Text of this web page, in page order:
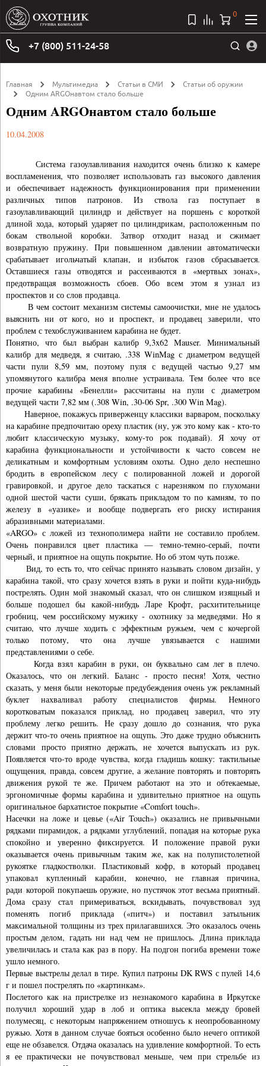
+7 (800) 511-24-58
0
Главная Мультимедиа Статьи в СМИ
Статьи об оружии
Одним ARGOнавтом стало больше
Одним ARGOнавтом стало больше
10.04.2008
Система газоулавливания находится очень близко к камере
воспламенения, что позволяет использовать газ высокого давления
и обеспечивает надежность функционирования при применении
различных типов патронов. Из ствола газ поступает в
газоулавливающий цилиндр и действует на поршень с короткой
длиной хода, который ударяет по цилиндрикам, расположенным по
бокам ствольной коробки. Затвор отходит назад и сжимает
возвратную пружину. При повышенном давлении автоматически
срабатывает игольчатый клапан, и избыток газов сбрасывается.
Оставшиеся газы отводятся и рассеиваются в «мертвых зонах»,
предотвращая возможность сбоев. Обо всем этом я узнал из
проспектов и со слов продавца.
В чем состоит механизм системы самоочистки, мне не удалось
выяснить ни от кого, но и проспект, и продавец заверили, что
проблем с техобслуживанием карабина не будет.
Понятно, что был выбран калибр 9,3x62 Mauser. Минимальный
калибр для медведя, я считаю, .338 WinMag с диаметром ведущей
части пули 8,59 мм, поэтому пуля с ведущей частью 9,27 мм
упомянутого калибра меня вполне устраивала. Тем более что все
прочие карабины «Бенелли» рассчитаны на пули с диаметром
ведущей части 7,82 мм (.308 Win, .30-06 Spr, .300 Win Mag).
Наверное, покажусь приверженцу классики варваром, поскольку
на карабине предпочитаю ореху пластик (ну, уж это кому как - кто-то
любит классическую музыку, кому-то рок подавай). Я хочу от
карабина функциональности и устойчивости к часто совсем не
деликатным и комфортным условиям охоты. Одно дело неспешно
бродить в европейском лесу с полированной ложей и дорогой
гравировкой, и другое дело таскаться с нарезняком по глухомани
одной шестой части суши, брякать прикладом то по камням, то по
железу в «уазике» и вообще подвергать его риску истирания
абразивными материалами.
«ARGO» с ложей из технополимера найти не составило проблем.
Очень понравился цвет пластика — темно-темно-серый, почти
черный, и приятное на ощупь покрытие. Но об этом чуть позже.
Вид, то есть то, что сейчас принято называть словом дизайн, у
карабина такой, что сразу хочется взять в руки и пойти куда-нибудь
пострелять. Один мой знакомый сказал, что он слишком изящный и
больше подошел бы какой-нибудь Ларе Крофт, расхитительнице
гробниц, чем российскому мужику - охотнику за медведями. Но я
считаю, что лучше ходить с эффектным ружьем, чем с кочергой
только потому, что она лучше увязывается с нашими
представлениями о себе.
Когда взял карабин в руки, он буквально сам лег в плечо.
Оказалось, что он легкий. Баланс - просто песня! Хотя, честно
сказать, у меня были некоторые предубеждения очень уж рекламный
буклет нахваливал работу специалистов фирмы. Немного
коротковатым показался приклад, но продавец заверил, что эту
проблему легко решить. Не сразу дошло до сознания, что рука
держит что-то очень приятное на ощупь. Это даже трудно объяснить
словами просто приятно держать, не хочется выпускать из рук.
Появляется что-то вроде чувства, когда гладишь кошку: тактильные
ощущения, правда, совсем другие, а желание повторять и повторять
движения рукой те же. Причем работают на это и обтекаемые,
эргономичные формы карабина и удивительно приятное на ощупь
оригинальное бархатистое покрытие «Comfort touch».
Насечки на ложе и цевье («Air Touch») оказались не привычными
рядками пирамидок, а рядками углублений, попадая на которые рука
спокойно и уверенно фиксируется. И положение правой руки
оказывается очень привычным таким же, как на полупистолетной
рукоятке гладкостволки. Пластиковый кофр, в который продавец
упаковал купленный карабин, конечно, не главная причина,
ради которой покупаешь оружие, но пустячок этот весьма приятный.
Дома сразу стал примериваться, вскидывать, почувствовал зуд
поменять погиб приклада («питч») и поставил затыльник
максимальной толщины из трех прилагавшихся. Это оказалось очень
простым делом, гадать ни над чем не пришлось. Длина приклада
увеличилась и стала как раз в пору. На подгон погиба времени тоже
ушло немного.
Первые выстрелы делал в тире. Купил патроны DK RWS с пулей 14,6
г и пошел пострелять по «картинкам».
Послетого как на пристрелке из незнакомого карабина в Иркутске
получил хороший удар в лоб и оптика высекла между бровей
полумесяц, с некоторым напряжением отношусь к неопробованному
ружью. Хотя в данном случае бояться особенно было нечего оптикой
еще не обзавелся. Отдача оказалась на удивление комфортной. То есть
я ее практически не почувствовал меньше, чем при стрельбе из